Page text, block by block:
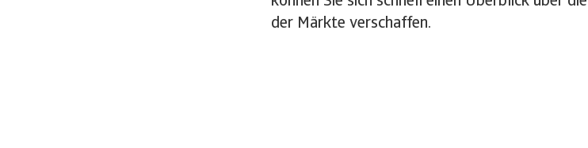
der Märkte verschaffen.